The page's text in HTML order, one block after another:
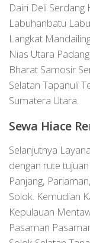
Dairi Deli
Labuhanbatu
Langkat
Nias Utara
Bharat Samosir
Selatan Tapanuli
Sumatera Utara.
Sewa Hiace
Selanjutnya
dengan rute
Panjang,
Solok. Kemudian
Kepulauan
Pasaman